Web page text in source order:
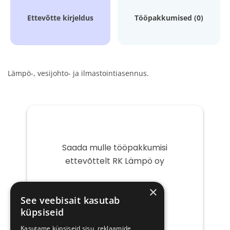
Ettevõtte kirjeldus Tööpakkumised (0)
Lämpö-, vesijohto- ja ilmastointiasennus.
Saada mulle tööpakkumisi
ettevõttelt RK Lämpö oy
post
×
See veebisait kasutab
küpsiseid
Kasutame küpsiseid sisu, reklaamide